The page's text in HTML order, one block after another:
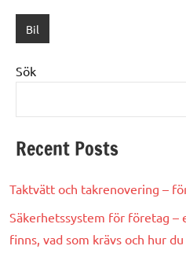
Bil
Sök
Recent Posts
Taktvätt och takrenovering –
Säkerhetssystem för företag –
finns, vad som krävs och hur